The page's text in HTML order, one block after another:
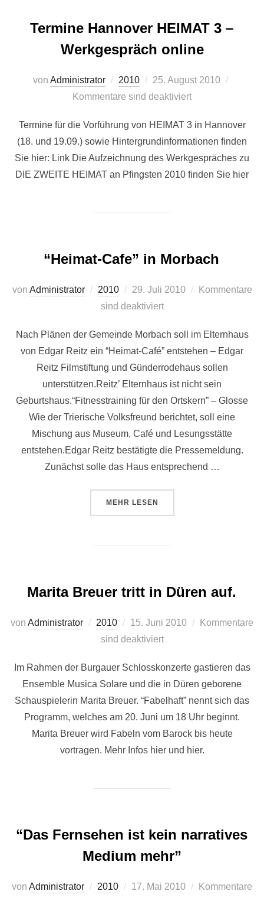
Termine Hannover HEIMAT 3 –
Werkgespräch online
von Administrator 2010
Veröffentlicht
am
25. August 2010
Kommentare sind deaktiviert
Termine für die Vorführung von HEIMAT 3 in Hannover
(18. und 19.09.) sowie Hintergrundinformationen finden
Sie hier: Link Die Aufzeichnung des Werkgespräches zu
DIE ZWEITE HEIMAT an Pfingsten 2010 finden Sie hier
“Heimat-Cafe” in Morbach
von Administrator 2010
Veröffentlicht
am
29. Juli 2010
Kommentare
sind deaktiviert
Nach Plänen der Gemeinde Morbach soll im Elternhaus
von Edgar Reitz ein “Heimat-Café” entstehen – Edgar
Reitz Filmstiftung und Günderrodehaus sollen
unterstützen.Reitz’ Elternhaus ist nicht sein
Geburtshaus.“Fitnesstraining für den Ortskern” – Glosse
Wie der Trierische Volksfreund berichtet, soll eine
Mischung aus Museum, Café und Lesungsstätte
entstehen.Edgar Reitz bestätigte die Pressemeldung.
Zunächst solle das Haus entsprechend …
MEHR ÜBER ““HEIMAT-CAFE” IN
LESEN
Marita Breuer tritt in Düren auf.
von Administrator 2010
Veröffentlicht
am
15. Juni 2010
Kommentare
sind deaktiviert
Im Rahmen der Burgauer Schlosskonzerte gastieren das
Ensemble Musica Solare und die in Düren geborene
Schauspielerin Marita Breuer. “Fabelhaft” nennt sich das
Programm, welches am 20. Juni um 18 Uhr beginnt.
Marita Breuer wird Fabeln vom Barock bis heute
vortragen. Mehr Infos hier und hier.
“Das Fernsehen ist kein narratives
Medium mehr”
von Administrator 2010
Veröffentlicht
17. Mai 2010 Kommentare